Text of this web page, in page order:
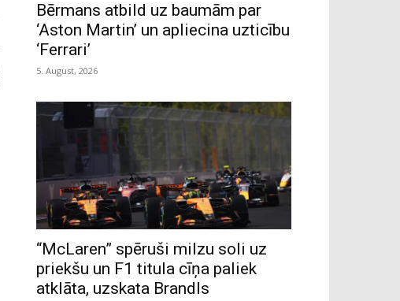
Bērmans atbild uz baumām par
‘Aston Martin’ un apliecina uzticību
‘Ferrari’
5. August, 2026
“McLaren” spēruši milzu soli uz
priekšu un F1 titula cīņa paliek
atklāta, uzskata Brandls